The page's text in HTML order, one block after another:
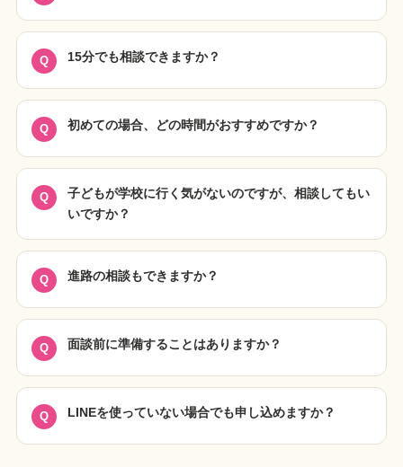
15分でも相談できますか？
初めての場合、どの時間がおすすめですか？
子どもが学校に行く気がないのですが、相談してもい
いですか？
進路の相談もできますか？
面談前に準備することはありますか？
LINEを使っていない場合でも申し込めますか？